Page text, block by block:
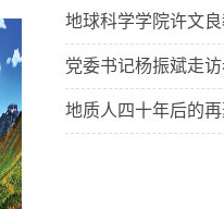
地球科学学院许文
党委书记杨振斌走
地质人四十年后的